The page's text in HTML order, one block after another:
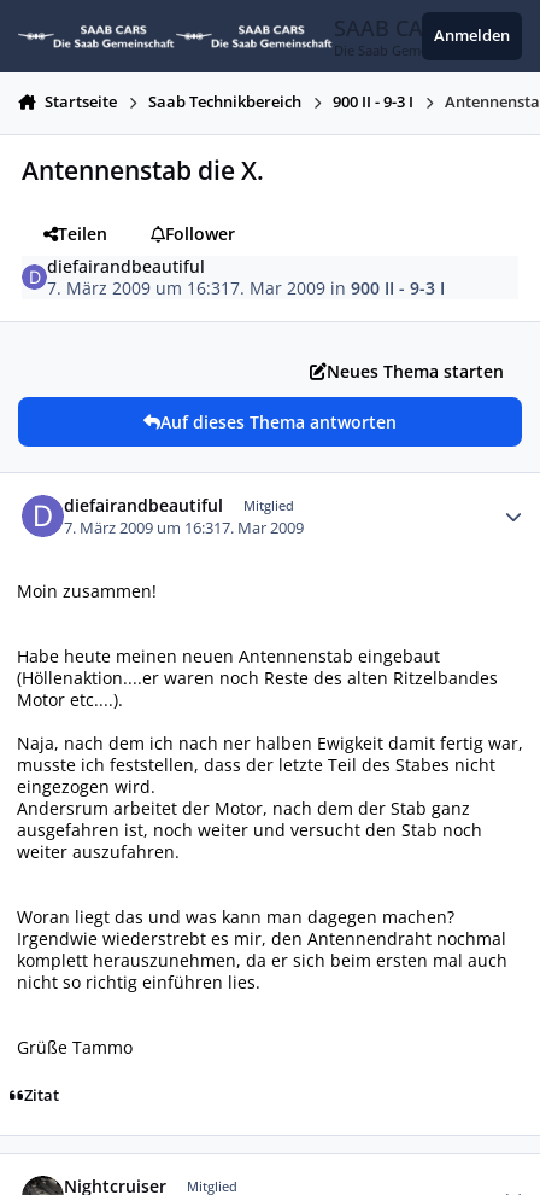
SAAB CARS
Die Saab Gemeinschaft
Anmelden
Startseite Saab Technikbereich 900 II - 9-3 I
Antennenstab die X.
Teilen
Follower
diefairandbeautiful
7. März 2009 um 16:317. Mar 2009 in900 II - 9-3 I
Neues Thema starten
Auf dieses Thema antworten
diefairandbeautiful Mitglied
7. März 2009 um 16:317. Mar 2009
Moin zusammen!
Habe heute meinen neuen Antennenstab eingebaut
(Höllenaktion....er waren noch Reste des alten Ritzelbandes
Motor etc....).
Naja, nach dem ich nach ner halben Ewigkeit damit fertig war,
musste ich feststellen, dass der letzte Teil des Stabes nicht
eingezogen wird.
Andersrum arbeitet der Motor, nach dem der Stab ganz
ausgefahren ist, noch weiter und versucht den Stab noch
weiter auszufahren.
Woran liegt das und was kann man dagegen machen?
Irgendwie wiederstrebt es mir, den Antennendraht nochmal
komplett herauszunehmen, da er sich beim ersten mal auch
nicht so richtig einführen lies.
Grüße Tammo
Zitat
Nightcruiser Mitglied